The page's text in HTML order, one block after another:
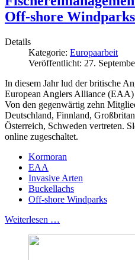
Off-shore Windparks
Details
Kategorie: Europaarbeit
Veröffentlicht: 27.
In diesem Jahr lud der britische
European Anglers Alliance
Von den gegenwärtig zehn
Deutschland, Finnland,
Österreich, Schweden vertreten.
online zugeschaltet.
Kormoran
EAA
Invasive Arten
Buckellachs
Off-shore Windparks
Weiterlesen …